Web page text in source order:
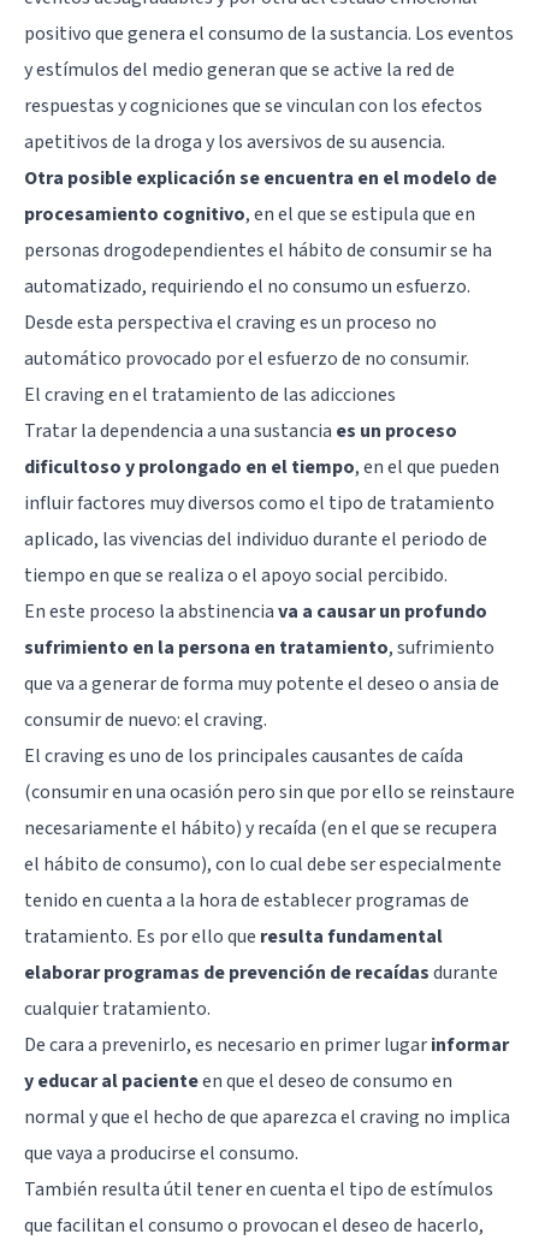
positivo que genera el consumo de la sustancia. Los eventos
y estímulos del medio generan que se active la red de
respuestas y cogniciones que se vinculan con los efectos
apetitivos de la droga y los aversivos de su ausencia.
Otra posible explicación se encuentra en el modelo de
procesamiento cognitivo, en el que se estipula que en
personas drogodependientes el hábito de consumir se ha
automatizado, requiriendo el no consumo un esfuerzo.
Desde esta perspectiva el craving es un proceso no
automático provocado por el esfuerzo de no consumir.
El craving en el tratamiento de las adicciones
Tratar la dependencia a una sustancia es un proceso
dificultoso y prolongado en el tiempo, en el que pueden
influir factores muy diversos como el tipo de tratamiento
aplicado, las vivencias del individuo durante el periodo de
tiempo en que se realiza o el apoyo social percibido.
En este proceso la abstinenciava a causar un profundo
sufrimiento en la persona en tratamiento, sufrimiento
que va a generar de forma muy potente el deseo o ansia de
consumir de nuevo: el craving.
El craving es uno de los principales causantes de caída
(consumir en una ocasión pero sin que por ello se reinstaure
necesariamente el hábito) y recaída (en el que se recupera
el hábito de consumo), con lo cual debe ser especialmente
tenido en cuenta a la hora de establecer programas de
tratamiento. Es por ello que resulta fundamental
elaborar programas de prevención de recaídasdurante
cualquier tratamiento.
De cara a prevenirlo, es necesario en primer lugarinformar
y educar al pacienteen que el deseo de consumo en
normal y que el hecho de que aparezca el craving no implica
que vaya a producirse el consumo.
También resulta útil tener en cuenta el tipo de estímulos
que facilitan el consumo o provocan el deseo de hacerlo,